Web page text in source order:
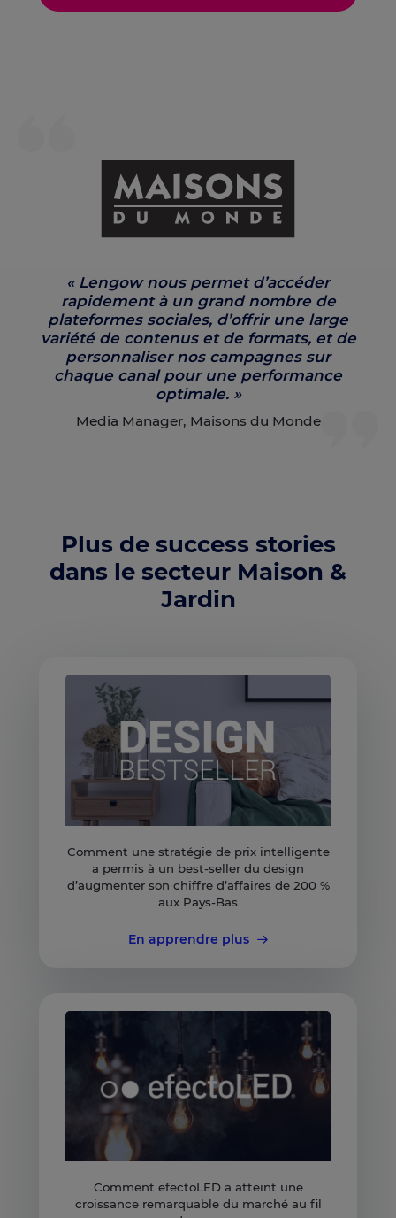
« Lengow nous permet d’accéder
rapidement à un grand nombre de
plateformes sociales, d’offrir une large
variété de contenus et de formats, et de
personnaliser nos campagnes sur
chaque canal pour une performance
optimale. »
Media Manager, Maisons du Monde
Plus de success stories
dans le secteur Maison &
Jardin
Comment une stratégie de prix intelligente
a permis à un best-seller du design
d’augmenter son chiffre d’affaires de 200 %
aux Pays-Bas
En apprendre plus
Comment efectoLED a atteint une
croissance remarquable du marché au fil